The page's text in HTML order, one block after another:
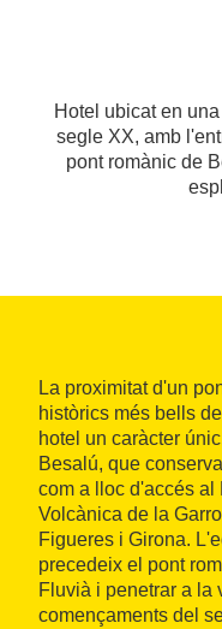
Hotel ubicat en
segle XX, amb
pont romànic de
La proximitat d'un
històrics més bells
hotel un caràcter
Besalú, que
com a lloc d'accés al
Volcànica de la
Figueres i Girona.
precedeix el pont
Fluvià i penetrar a la
començaments del